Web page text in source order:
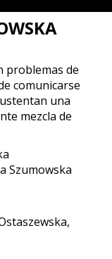
problemas de
comunicarse
una
mezcla de
Szumowska